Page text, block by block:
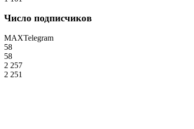
Число подписчиков
MAXTelegram
58
58
2 257
2 251